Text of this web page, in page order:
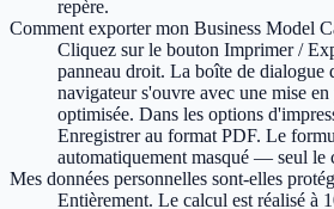
repère.
Comment exporter mon Business Model
Cliquez sur le bouton Imprimer /
panneau droit. La boîte de dialogue
navigateur s'ouvre avec une mise
optimisée. Dans les options
Enregistrer au format PDF. Le
automatiquement masqué — seul le
Mes données personnelles sont-elles
Entièrement. Le calcul est réalisé à